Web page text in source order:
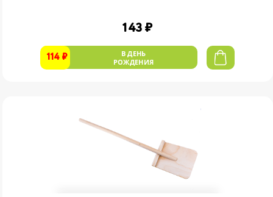
143 ₽
114 ₽
В ДЕНЬ
РОЖДЕНИЯ